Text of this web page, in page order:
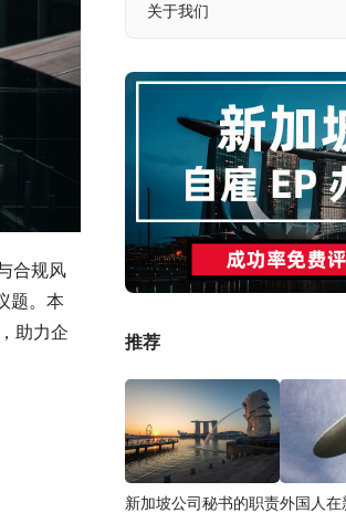
合规风
题。本
助力企
关于我们
推荐
新加坡公司秘书的职责外国人在